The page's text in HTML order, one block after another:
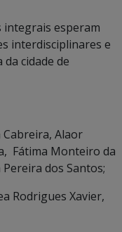
integrais esperam
interdisciplinares e
cidade de
Cabreira, Alaor
Fátima Monteiro da
dos Santos;
Rodrigues Xavier,